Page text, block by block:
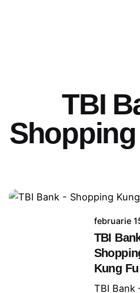
TBI
februarie
TBI
Kung Fu
TBI Bank